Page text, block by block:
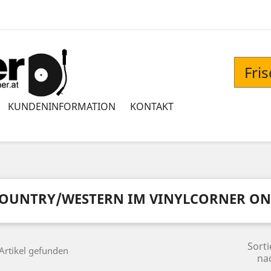
KUNDENINFORMATION KONTAKT
WESTERN IM VINYLCORNER
gefunden